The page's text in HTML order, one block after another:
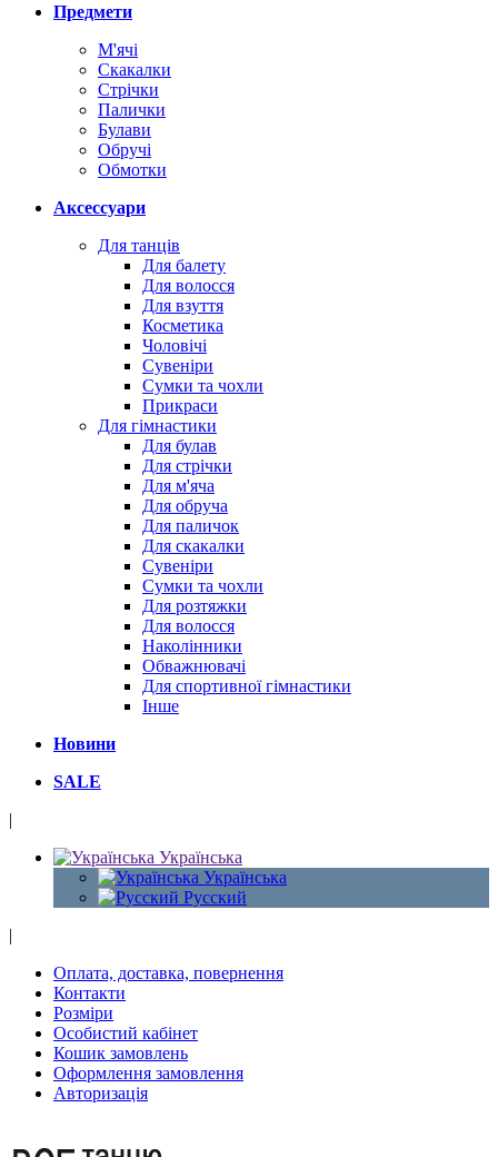
Предмети
М'ячі
Скакалки
Стрічки
Палички
Булави
Обручі
Обмотки
Аксессуари
Для танців
Для балету
Для волосся
Для взуття
Косметика
Чоловічі
Сувеніри
Сумки та чохли
Прикраси
Для гімнастики
Для булав
Для стрічки
Для м'яча
Для обруча
Для паличок
Для скакалки
Сувеніри
Сумки та чохли
Для розтяжки
Для волосся
Наколінники
Обважнювачі
Для спортивної гімнастики
Інше
Новини
SALE
|
Українська
Українська
Русский
|
Оплата, доставка, повернення
Контакти
Розміри
Особистий кабінет
Кошик замовлень
Оформлення замовлення
Авторизація